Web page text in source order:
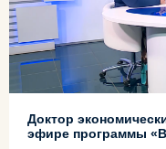
Доктор
эфире программы